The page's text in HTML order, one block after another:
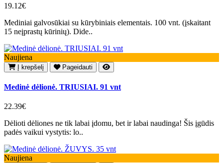
19.12€
Mediniai galvosūkiai su kūrybiniais elementais. 100 vnt. (įskaitant
15 neįprastų kūrinių). Dide..
Naujiena
Į krepšelį Pageidauti
Medinė dėlionė. TRIUSIAI. 91 vnt
22.39€
Dėlioti dėliones ne tik labai įdomu, bet ir labai naudinga! Šis įgūdis
padės vaikui vystytis: lo..
Naujiena